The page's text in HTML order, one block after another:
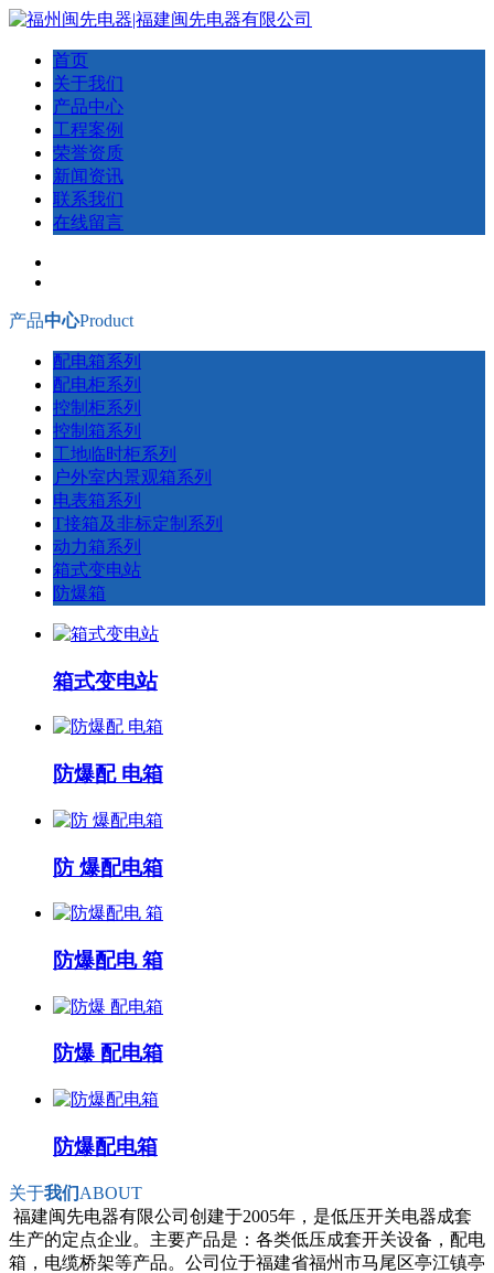
首页
关于我们
产品中心
工程案例
荣誉资质
新闻资讯
联系我们
在线留言
产品中心Product
配电箱系列
配电柜系列
控制柜系列
控制箱系列
工地临时柜系列
户外室内景观箱系列
电表箱系列
T接箱及非标定制系列
动力箱系列
箱式变电站
防爆箱
箱式变电站
防爆配 电箱
防 爆配电箱
防爆配电 箱
防爆 配电箱
防爆配电箱
关于我们ABOUT
福建闽先电器有限公司创建于2005年，是低压开关电器成套
生产的定点企业。主要产品是：各类低压成套开关设备，配电
箱，电缆桥架等产品。公司位于福建省福州市马尾区亭江镇亭